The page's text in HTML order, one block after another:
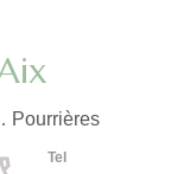
Pourrières
Tel